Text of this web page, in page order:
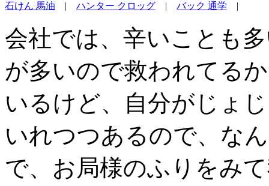
石けん 馬油 | ハンター クロッグ | バック 通学 |
会社では、辛いことも
が多いので救われてる
いるけど、自分がじょ
いれつつあるので、な
で、お局様のふりをみ